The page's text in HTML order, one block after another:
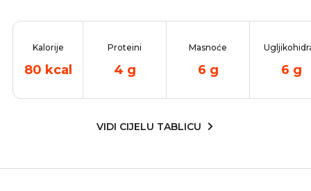
Kalorije
80 kcal
Proteini
4 g
Masnoće
6 g 6 g
VIDI CIJELU TABLICU